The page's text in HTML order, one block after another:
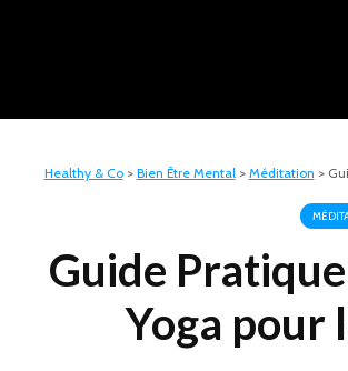
Healthy & Co> Bien Être Mental> Méditation >
Guide
Yoga pour